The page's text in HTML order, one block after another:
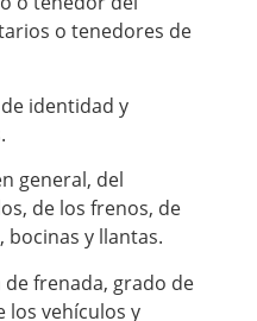
o tenedores de
identidad y
general, del
de los frenos, de
bocinas y llantas.
de frenada, grado de
los vehículos y